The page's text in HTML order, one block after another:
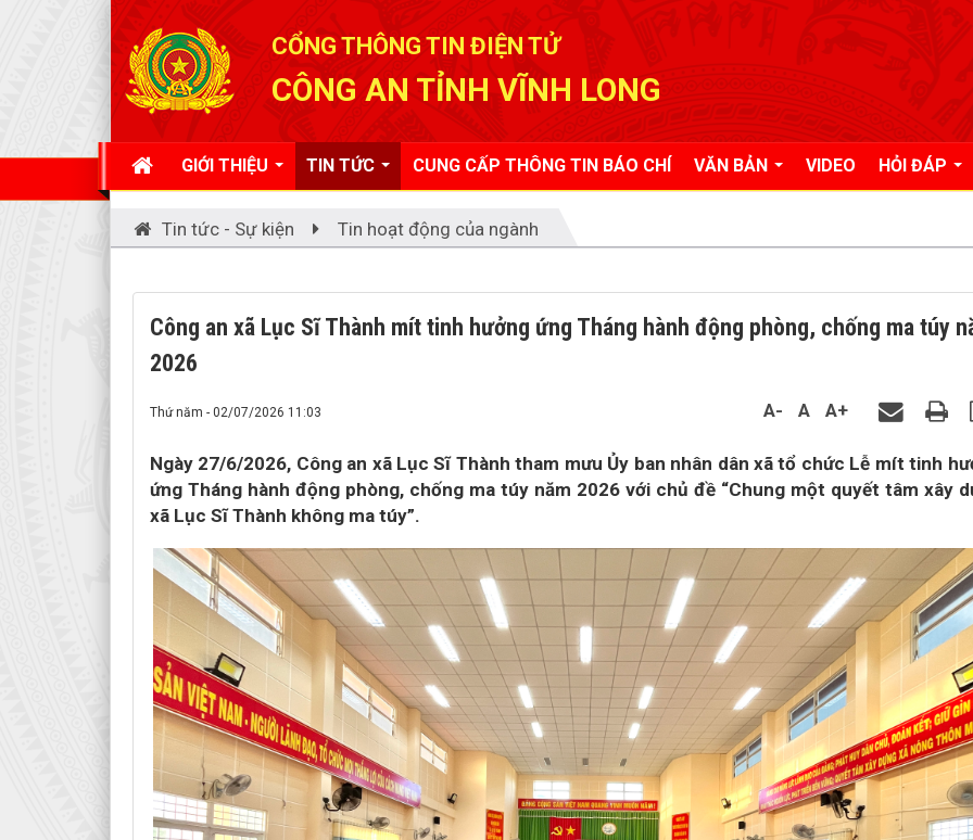
CỔNG THÔNG TIN ĐIỆN TỬ
CÔNG AN TỈNH VĨNH LONG
GIỚI THIỆU TIN TỨC CUNG CẤP THÔNG TIN BÁO CHÍ VĂN BẢN VIDEO HỎI ĐÁP
Tin tức - Sự kiện Tin hoạt động của ngành
Công an xã Lục Sĩ Thành mít tinh hưởng ứng Tháng hành động phòng, chống ma túy
2026
Thứ năm - 02/07/2026 11:03 A- A A+
Ngày 27/6/2026, Công an xã Lục Sĩ Thành tham mưu Ủy ban nhân dân xã tổ chức Lễ mít tinh
ứng Tháng hành động phòng, chống ma túy năm 2026 với chủ đề “Chung một quyết tâm xây
xã Lục Sĩ Thành không ma túy”.